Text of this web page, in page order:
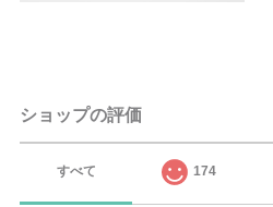
ショップの評価
すべて 174